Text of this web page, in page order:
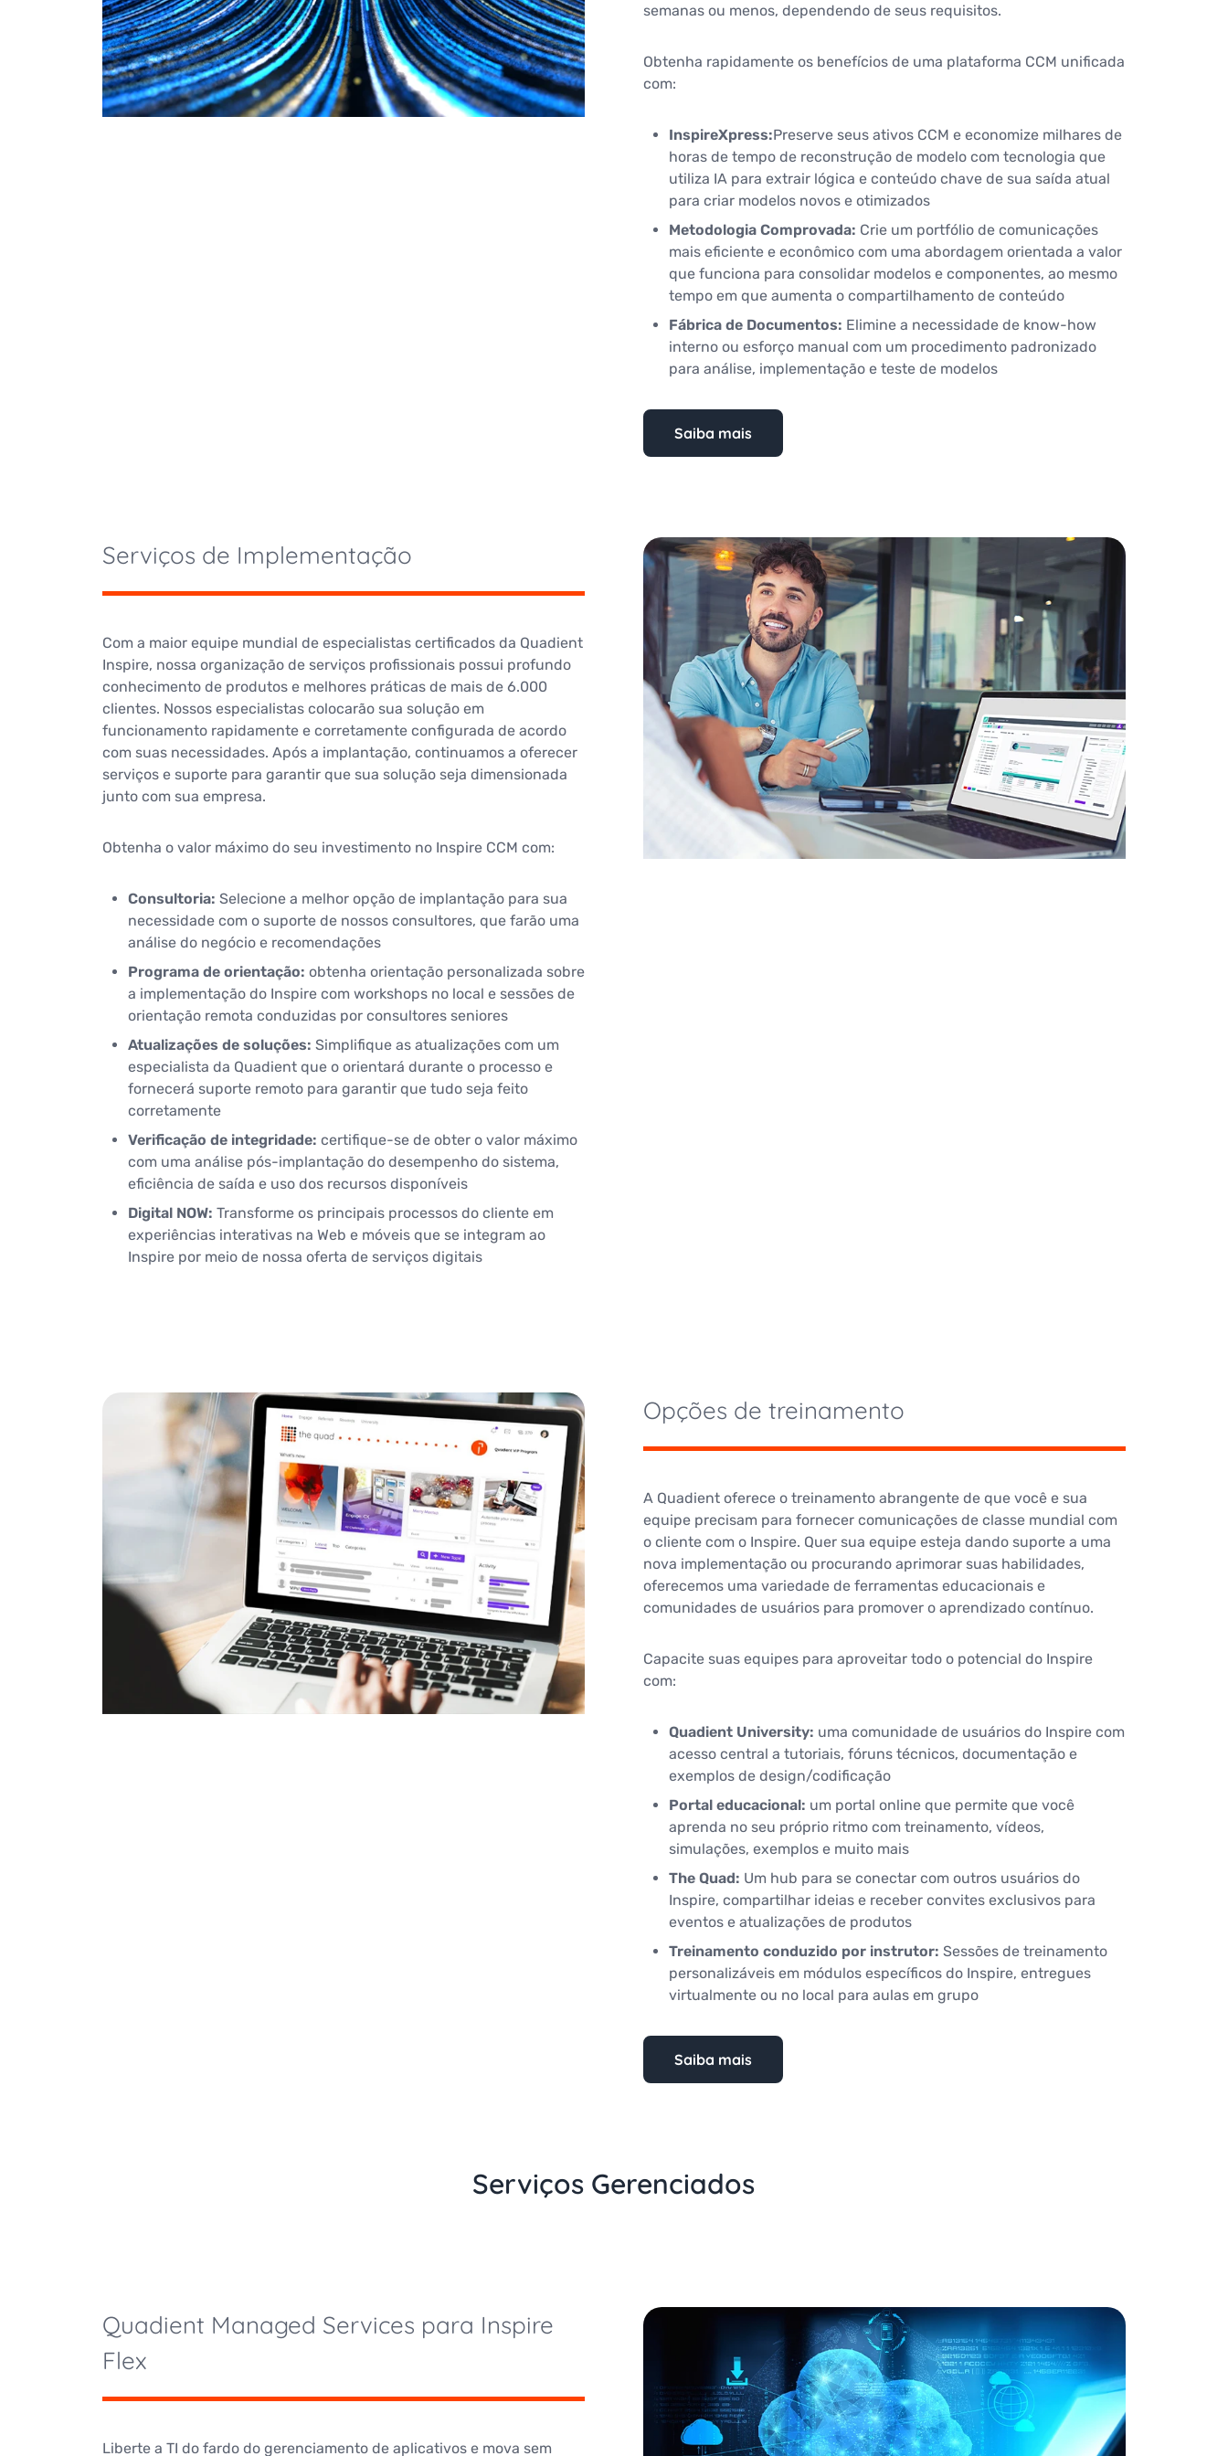
semanas ou menos, dependendo de seus requisitos.
Obtenha rapidamente os benefícios de uma plataforma CCM unificada
com:
InspireXpress:Preserve seus ativos CCM e economize milhares de
horas de tempo de reconstrução de modelo com tecnologia que
utiliza IA para extrair lógica e conteúdo chave de sua saída atual
para criar modelos novos e otimizados
Metodologia Comprovada: Crie um portfólio de comunicações
mais eficiente e econômico com uma abordagem orientada a valor
que funciona para consolidar modelos e componentes, ao mesmo
tempo em que aumenta o compartilhamento de conteúdo
Fábrica de Documentos: Elimine a necessidade de know-how
interno ou esforço manual com um procedimento padronizado
para análise, implementação e teste de modelos
Saiba mais
Serviços de Implementação
Com a maior equipe mundial de especialistas certificados da Quadient
Inspire, nossa organização de serviços profissionais possui profundo
conhecimento de produtos e melhores práticas de mais de 6.000
clientes. Nossos especialistas colocarão sua solução em
funcionamento rapidamente e corretamente configurada de acordo
com suas necessidades. Após a implantação, continuamos a oferecer
serviços e suporte para garantir que sua solução seja dimensionada
junto com sua empresa.
Obtenha o valor máximo do seu investimento no Inspire CCM com:
Consultoria: Selecione a melhor opção de implantação para sua
necessidade com o suporte de nossos consultores, que farão uma
análise do negócio e recomendações
Programa de orientação: obtenha orientação personalizada sobre
a implementação do Inspire com workshops no local e sessões de
orientação remota conduzidas por consultores seniores
Atualizações de soluções: Simplifique as atualizações com um
especialista da Quadient que o orientará durante o processo e
fornecerá suporte remoto para garantir que tudo seja feito
corretamente
Verificação de integridade: certifique-se de obter o valor máximo
com uma análise pós-implantação do desempenho do sistema,
eficiência de saída e uso dos recursos disponíveis
Digital NOW: Transforme os principais processos do cliente em
experiências interativas na Web e móveis que se integram ao
Inspire por meio de nossa oferta de serviços digitais
Opções de treinamento
A Quadient oferece o treinamento abrangente de que você e sua
equipe precisam para fornecer comunicações de classe mundial com
o cliente com o Inspire. Quer sua equipe esteja dando suporte a uma
nova implementação ou procurando aprimorar suas habilidades,
oferecemos uma variedade de ferramentas educacionais e
comunidades de usuários para promover o aprendizado contínuo.
Capacite suas equipes para aproveitar todo o potencial do Inspire
com:
Quadient University: uma comunidade de usuários do Inspire com
acesso central a tutoriais, fóruns técnicos, documentação e
exemplos de design/codificação
Portal educacional: um portal online que permite que você
aprenda no seu próprio ritmo com treinamento, vídeos,
simulações, exemplos e muito mais
The Quad: Um hub para se conectar com outros usuários do
Inspire, compartilhar ideias e receber convites exclusivos para
eventos e atualizações de produtos
Treinamento conduzido por instrutor: Sessões de treinamento
personalizáveis em módulos específicos do Inspire, entregues
virtualmente ou no local para aulas em grupo
Saiba mais
Serviços Gerenciados
Quadient Managed Services para Inspire
Flex
Liberte a TI do fardo do gerenciamento de aplicativos e mova sem